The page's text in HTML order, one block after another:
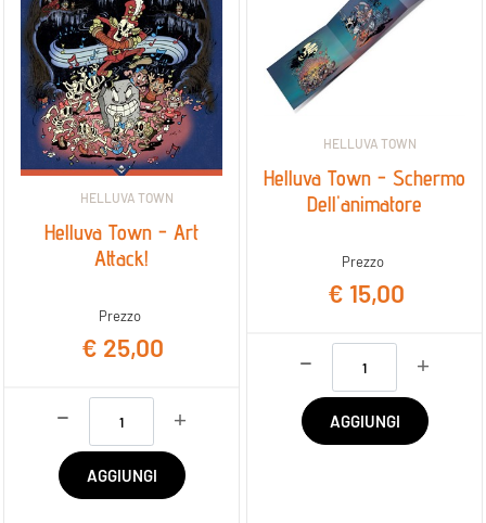
HELLUVA TOWN
Helluva Town - Art
Attack!
Prezzo
€ 25,00
AGGIUNGI
HELLUVA TOWN
Helluva Town - Schermo
Dell'animatore
Prezzo
€ 15,00
AGGIUNGI